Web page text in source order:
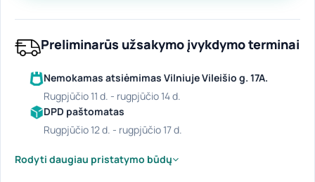
Preliminarūs užsakymo įvykdymo terminai
Nemokamas atsiėmimas Vilniuje Vileišio g. 17A.
rugpjūčio 11 d. - rugpjūčio 14 d.
DPD paštomatas
rugpjūčio 12 d. - rugpjūčio 17 d.
Rodyti daugiau pristatymo būdų